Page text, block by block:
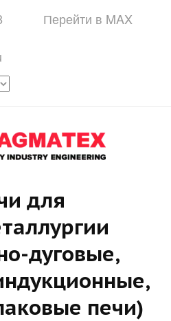
Перейти в MAX
для
дуговые,
печи)